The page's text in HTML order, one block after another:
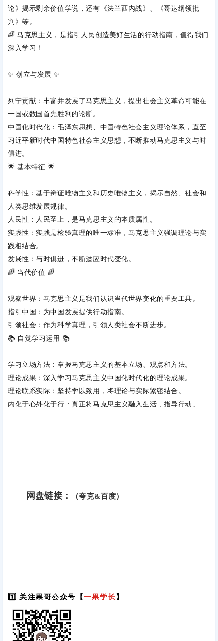
论》‌揭示剩余价值学说，还有‌ 《法兰西内战》
《哥达纲领批
判》‌等。
🌈 马克思主义，是指引人民创造美好生活的行动指南，值得我们
深入学习！
✨ ‌创立与发展 ‌ ✨
列宁贡献 ‌：丰富并发展了马克思主义，提出社会主义革命可能在
一国或数国首先胜利的论断。
中国化时代化 ‌：毛泽东思想、中国特色社会主义理论体系，直至
习近平新时代中国特色社会主义思想，不断推动马克思主义与时
俱进。
🌟 ‌基本特征 ‌ 🌟
科学性 ‌：基于辩证唯物主义和历史唯物主义，揭示自然、社会和
人类思维发展规律。
人民性 ‌：人民至上，是马克思主义的本质属性。
实践性 ‌：实践是检验真理的唯一标准，马克思主义强调理论与实
践相结合。
发展性 ‌：与时俱进，不断适应时代变化。
🌈 ‌ 当代价值 ‌ 🌈
观察世界 ‌：马克思主义是我们认识当代世界变化的重要工具。
指引中国 ‌：为中国发展提供行动指南。
引领社会 ‌：作为科学真理，引领人类社会不断进步。
📚 ‌ 自觉学习运用 ‌ 📚
学习立场方法 ‌：掌握马克思主义的基本立场、观点和方法。
理论成果 ‌：深入学习马克思主义中国化时代化的理论成果。
理论联系实际 ‌：坚持学以致用，将理论与实际紧密结合。
内化于心外化于行 ‌：真正将马克思主义融入生活，指导行动。
网盘链接： （夸克&百度）
1️⃣ 关注果哥公众号【一果学长】